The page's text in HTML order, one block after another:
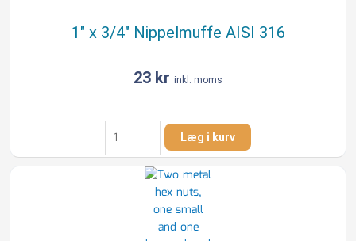
1″ x 3/4″ Nippelmuffe AISI 316
23 kr inkl. moms
1"
3/4"
Nippelmuffe
Læg i kurv